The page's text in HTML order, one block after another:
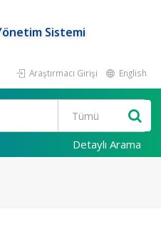
Sistemi
Araştırmacı Girişi English
Detaylı Arama